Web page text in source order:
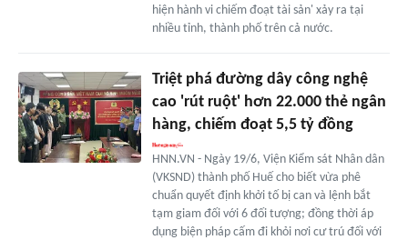
hiện hành vi chiếm đoạt tài sản' xảy ra tại
nhiều tỉnh, thành phố trên cả nước.
Triệt phá đường dây công nghệ
cao 'rút ruột' hơn 22.000 thẻ ngân
hàng, chiếm đoạt 5,5 tỷ đồng
HNN.VN - Ngày 19/6, Viện Kiểm sát Nhân dân
(VKSND) thành phố Huế cho biết vừa phê
chuẩn quyết định khởi tố bị can và lệnh bắt
tạm giam đối với 6 đối tượng; đồng thời áp
dụng biện pháp cấm đi khỏi nơi cư trú đối với